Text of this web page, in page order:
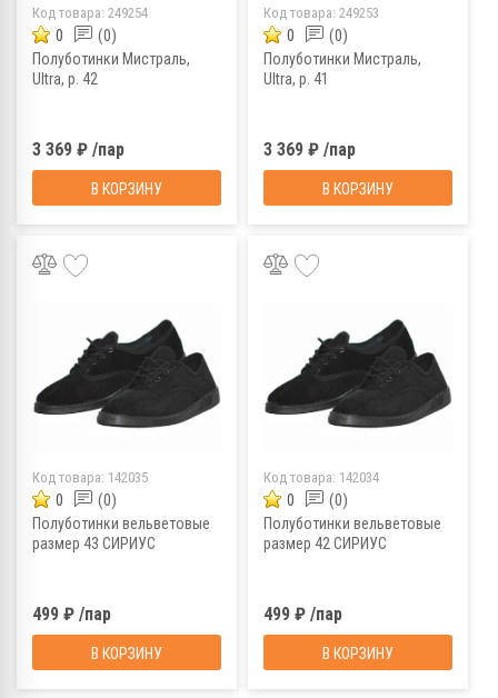
Код товара: 249254
0 (0)
Полуботинки Мистраль,
Ultra, р. 42
3 369 ₽ /пар
В КОРЗИНУ
Код товара: 249253
0 (0)
Полуботинки Мистраль,
Ultra, р. 41
3 369 ₽ /пар
В КОРЗИНУ
Код товара: 142035
0 (0)
Полуботинки вельветовые
размер 43 СИРИУС
499 ₽ /пар
В КОРЗИНУ
Код товара: 142034
0 (0)
Полуботинки вельветовые
размер 42 СИРИУС
499 ₽ /пар
В КОРЗИНУ